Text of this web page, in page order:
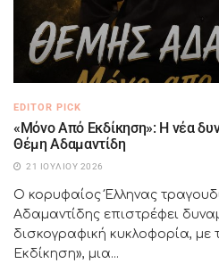
EDITOR PICK
«Μόνο Από Εκδίκηση»: Η νέα
Θέμη Αδαμαντίδη
21 ΙΟΥΛΊΟΥ 2026
Ο κορυφαίος Έλληνας
Αδαμαντίδης επιστρέφει
δισκογραφική κυκλοφορία, με
Εκδίκηση», μια...